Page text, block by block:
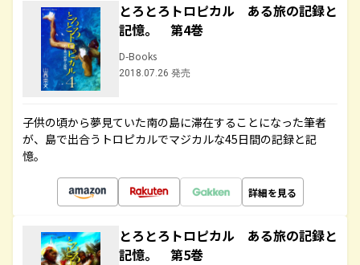
とろとろトロピカル ある旅の記録と
記憶。 第4巻
D-Books
2018.07.26 発売
子供の頃から夢見ていた南の島に滞在することになった筆者
が、島で出合うトロピカルでマジカルな45日間の記録と記
憶。
詳細を見る
とろとろトロピカル ある旅の記録と
記憶。 第5巻